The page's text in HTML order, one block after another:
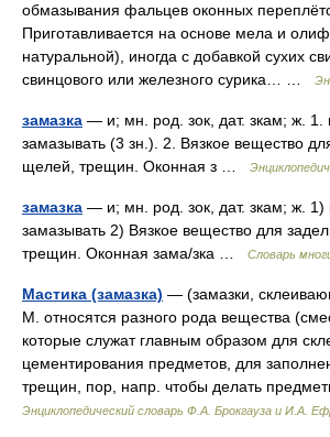
обмазывания фальцев оконных
Приготавливается на основе мела и
натуральной), иногда с добавкой сухих
свинцового или железного сурика… …
замазка — и; мн. род. зок, дат. зкам; ж. 1.
замазывать (3 зн.). 2. Вязкое вещество
щелей, трещин. Оконная з …
замазка — и; мн. род. зок, дат. зкам; ж. 1)
замазывать 2) Вязкое вещество для
трещин. Оконная зама/зка …
Словарь
Мастика (замазка) — (замазки,
М. относятся разного рода вещества
которые служат главным образом для
цементирования предметов, для
трещин, пор, напр. чтобы делать
Энциклопедический словарь Ф.А. Брокгауза и И.А.